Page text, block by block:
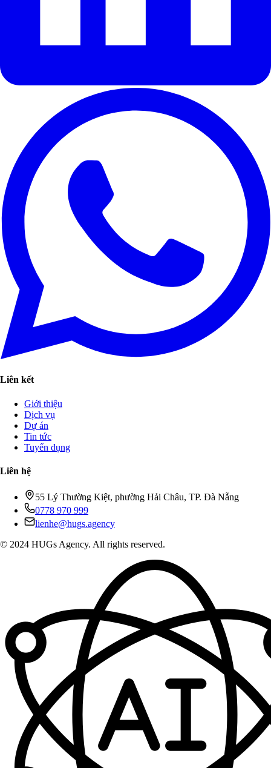
Liên kết
Giới thiệu
Dịch vụ
Dự án
Tin tức
Tuyển dụng
Liên hệ
55 Lý Thường Kiệt, phường Hải Châu, TP. Đà Nẵng
0778 970 999
lienhe@hugs.agency
© 2024 HUGs Agency. All rights reserved.